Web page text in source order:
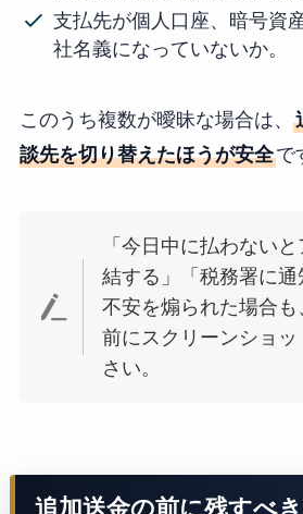
支払先が個人口座、暗号資
社名義になっていないか。
このうち複数が曖昧な場合は、
談先を切り替えたほうが安全で
「今日中に払わない
結する」「税務署に通
不安を煽られた場合も
前にスクリーンショ
さい。
追加送金の前に残すべ